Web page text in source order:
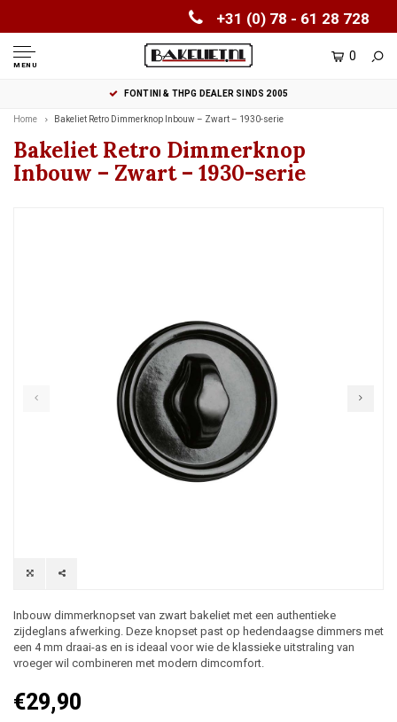
+31 (0) 78 - 61 28 728
MENU
0
FONTINI & THPG DEALER SINDS 2005
Home Bakeliet Retro Dimmerknop Inbouw – Zwart – 1930-serie
Bakeliet Retro Dimmerknop
Inbouw – Zwart – 1930-serie
Inbouw dimmerknopset van zwart bakeliet met een authentieke
zijdeglans afwerking. Deze knopset past op hedendaagse dimmers met
een 4 mm draai-as en is ideaal voor wie de klassieke uitstraling van
vroeger wil combineren met modern dimcomfort.
€29,90